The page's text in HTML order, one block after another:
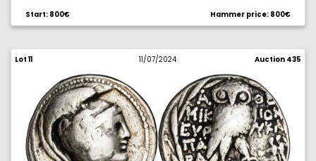
EBC+.
Start: 800€ Hammer price: 800€
Lot 11 11/07/2024 Auction 435